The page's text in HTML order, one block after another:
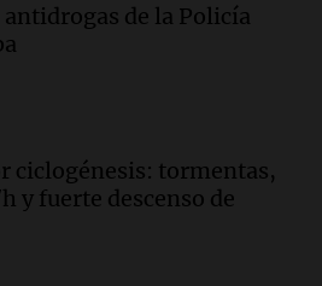
manifiestan
de tierras
Penitentes Park tras
por falta de nieve
de la Policía
ciclogénesis: tormentas,
y fuerte descenso de